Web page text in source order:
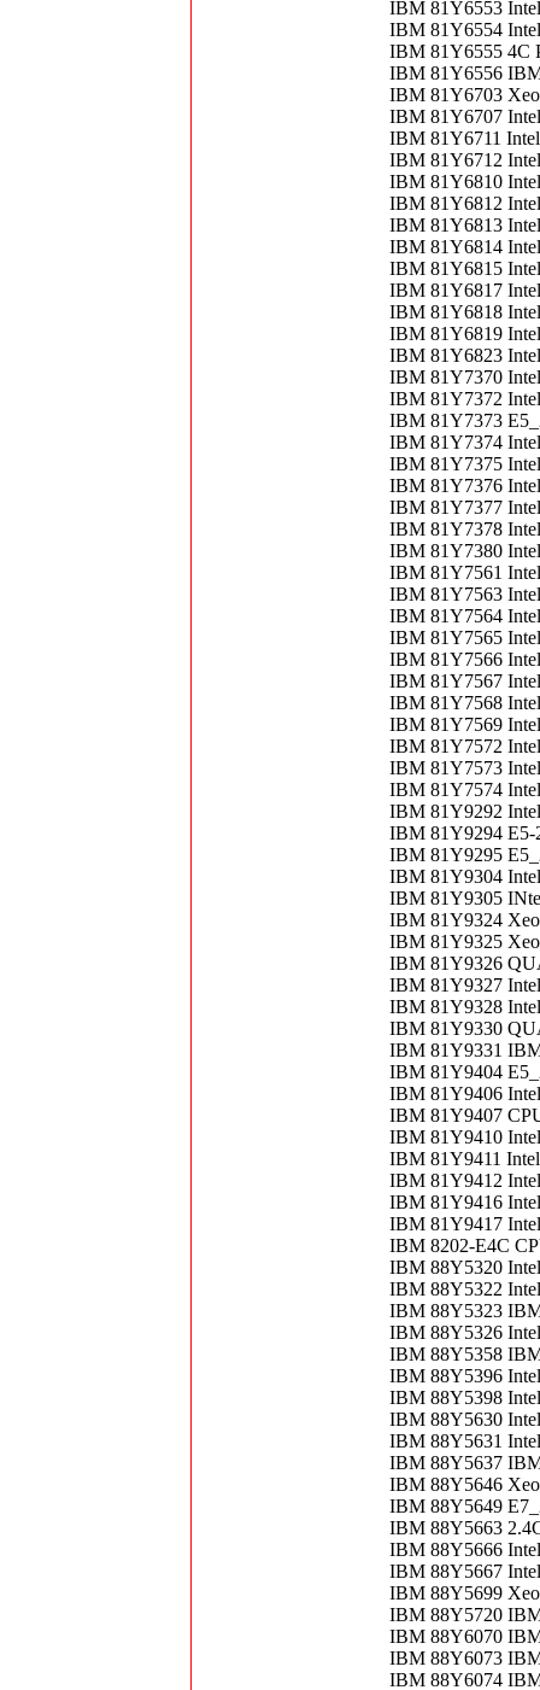
IBM 81Y6553
IBM 81Y6554
IBM 81Y6555 4C
IBM 81Y6556
IBM 81Y6703
IBM 81Y6707
IBM 81Y6711
IBM 81Y6712
IBM 81Y6810
IBM 81Y6812
IBM 81Y6813
IBM 81Y6814
IBM 81Y6815
IBM 81Y6817
IBM 81Y6818
IBM 81Y6819
IBM 81Y6823
IBM 81Y7370
IBM 81Y7372
IBM 81Y7373
IBM 81Y7374
IBM 81Y7375
IBM 81Y7376
IBM 81Y7377
IBM 81Y7378
IBM 81Y7380
IBM 81Y7561
IBM 81Y7563
IBM 81Y7564
IBM 81Y7565
IBM 81Y7566
IBM 81Y7567
IBM 81Y7568
IBM 81Y7569
IBM 81Y7572
IBM 81Y7573
IBM 81Y7574
IBM 81Y9292
IBM 81Y9294 E5-
IBM 81Y9295
IBM 81Y9304
IBM 81Y9305
IBM 81Y9324
IBM 81Y9325
IBM 81Y9326
IBM 81Y9327
IBM 81Y9328
IBM 81Y9330
IBM 81Y9331
IBM 81Y9404
IBM 81Y9406
IBM 81Y9407
IBM 81Y9410
IBM 81Y9411
IBM 81Y9412
IBM 81Y9416
IBM 81Y9417
IBM 8202-E4C
IBM 88Y5320
IBM 88Y5322
IBM 88Y5323
IBM 88Y5326
IBM 88Y5358
IBM 88Y5396
IBM 88Y5398
IBM 88Y5630
IBM 88Y5631
IBM 88Y5637
IBM 88Y5646
IBM 88Y5649
IBM 88Y5663
IBM 88Y5666
IBM 88Y5667
IBM 88Y5699
IBM 88Y5720
IBM 88Y6070
IBM 88Y6073
IBM 88Y6074